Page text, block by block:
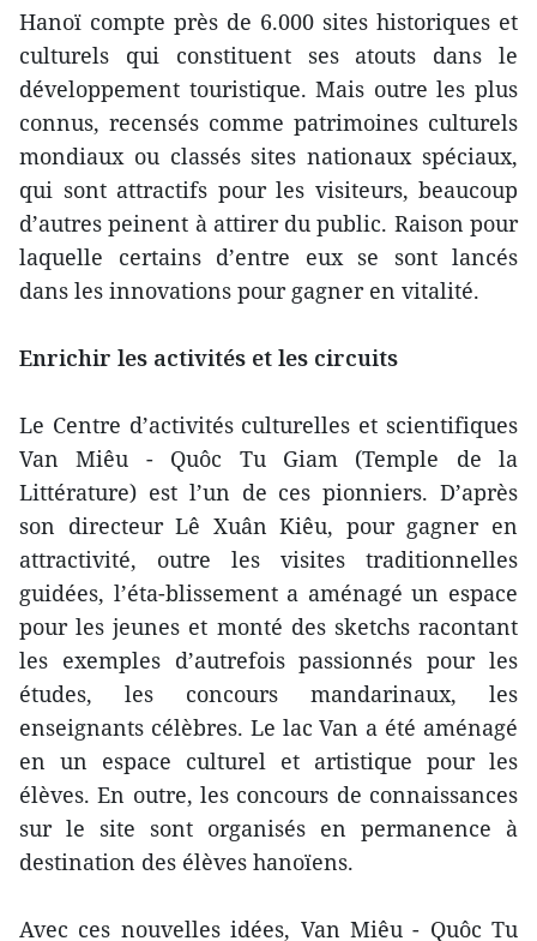
Hanoï compte près de 6.000 sites historiques et
culturels qui constituent ses atouts dans le
développement touristique. Mais outre les plus
connus, recensés comme patrimoines culturels
mondiaux ou classés sites nationaux spéciaux,
qui sont attractifs pour les visiteurs, beaucoup
d’autres peinent à attirer du public. Raison pour
laquelle certains d’entre eux se sont lancés
dans les innovations pour gagner en vitalité.
Enrichir les activités et les circuits
Le Centre d’activités culturelles et scientifiques
Van Miêu - Quôc Tu Giam (Temple de la
Littérature) est l’un de ces pionniers. D’après
son directeur Lê Xuân Kiêu, pour gagner en
attractivité, outre les visites traditionnelles
guidées, l’éta-blissement a aménagé un espace
pour les jeunes et monté des sketchs racontant
les exemples d’autrefois passionnés pour les
études, les concours mandarinaux, les
enseignants célèbres. Le lac Van a été aménagé
en un espace culturel et artistique pour les
élèves. En outre, les concours de connaissances
sur le site sont organisés en permanence à
destination des élèves hanoïens.
Avec ces nouvelles idées, Van Miêu - Quôc Tu